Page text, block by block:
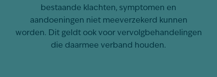
bestaande klachten, symptomen en
aandoeningen niet meeverzekerd kunnen
worden. Dit geldt ook voor vervolgbehandelingen
die daarmee verband houden.